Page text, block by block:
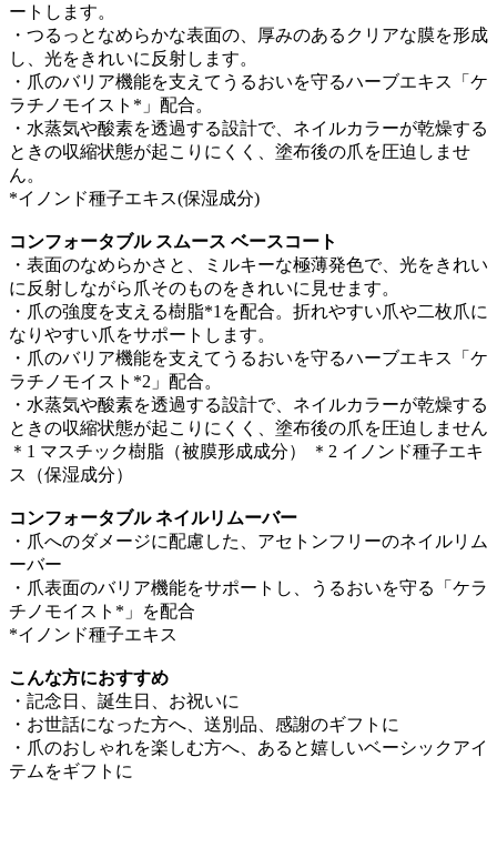
ートします。
・つるっとなめらかな表面の、厚みのあるクリアな膜を形成
し、光をきれいに反射します。
・爪のバリア機能を支えてうるおいを守るハーブエキス「ケ
ラチノモイスト*」配合。
・水蒸気や酸素を透過する設計で、ネイルカラーが乾燥する
ときの収縮状態が起こりにくく、塗布後の爪を圧迫しませ
ん。
*イノンド種子エキス(保湿成分)
コンフォータブル スムース ベースコート
・表面のなめらかさと、ミルキーな極薄発色で、光をきれい
に反射しながら爪そのものをきれいに見せます。
・爪の強度を支える樹脂*1を配合。折れやすい爪や二枚爪に
なりやすい爪をサポートします。
・爪のバリア機能を支えてうるおいを守るハーブエキス「ケ
ラチノモイスト*2」配合。
・水蒸気や酸素を透過する設計で、ネイルカラーが乾燥する
ときの収縮状態が起こりにくく、塗布後の爪を圧迫しません
＊1 マスチック樹脂（被膜形成成分） ＊2 イノンド種子エキ
ス（保湿成分）
コンフォータブル ネイルリムーバー
・爪へのダメージに配慮した、アセトンフリーのネイルリム
ーバー
・爪表面のバリア機能をサポートし、うるおいを守る「ケラ
チノモイスト*」を配合
*イノンド種子エキス
こんな方におすすめ
・記念日、誕生日、お祝いに
・お世話になった方へ、送別品、感謝のギフトに
・爪のおしゃれを楽しむ方へ、あると嬉しいベーシックアイ
テムをギフトに